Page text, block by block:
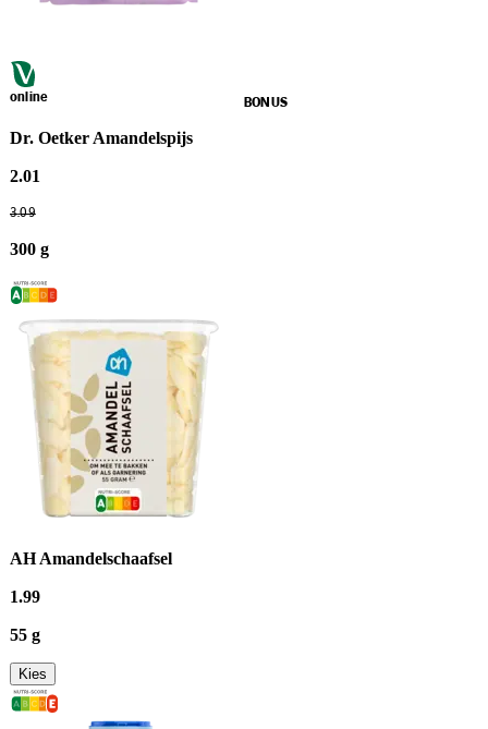
online BONUS
Dr. Oetker Amandelspijs
2.01
3.09
300 g
AH Amandelschaafsel
1.99
55 g
Kies